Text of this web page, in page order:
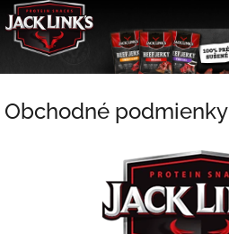
Prejsť
na
obsah
Obchodné podmienky